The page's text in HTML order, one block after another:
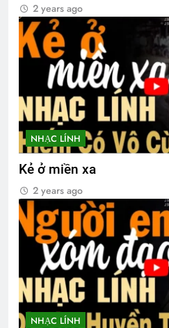
2 years ago
NHẠC LÍNH
Kẻ ở miền xa
2 years ago
NHẠC LÍNH